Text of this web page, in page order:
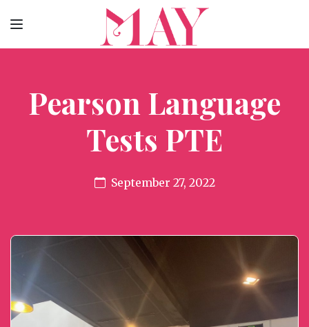
Pearson Language
Tests PTE
September 27, 2022